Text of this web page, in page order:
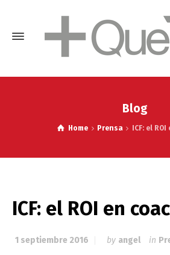
Blog
Home Prensa ICF: el
ICF: el ROI en
1 septiembre 2016 by angel in